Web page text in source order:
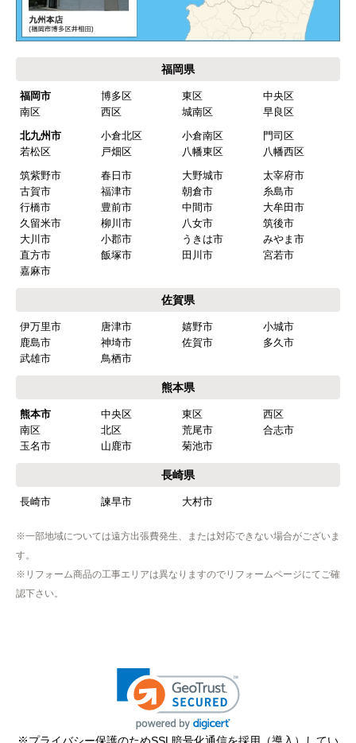
欲しい商品をスムーズに注文できましたか？
予定の期日までに商品が届きましたか？
商品の梱包は必要十分なものでしたか？
またこのショップを利用したいですか？
文時期】2026年03月頃（モバイルから）
【このショップを選んだ理由は？】
商品価格がお手頃だった
【注文からどのくらいで届きましたか？】
忘れました
【その他感想・コメント】
工事は土曜日に申し込んだが、
たので、仕事を1日休まなければならなかった。
ショップからの連絡や対応は適切でしたか？
予定の期日までに商品が届きましたか？
はい
福岡県
福岡市 博多区 東区
中央区
南区
西区 城南区
早良区
北九州市
小倉北区 小倉南区
門司区
若松区
戸畑区 八幡東区
八幡西区
筑紫野市
春日市 大野城市
太宰府市
古賀市
福津市 朝倉市
糸島市
行橋市
豊前市 中間市
大牟田市
久留米市
柳川市 八女市
筑後市
大川市
小郡市 うきは市
みやま市
直方市
飯塚市 田川市
宮若市
嘉麻市
佐賀県
伊万里市 唐津市 嬉野市
小城市
鹿島市
神埼市 佐賀市
多久市
武雄市
鳥栖市
熊本県
熊本市 中央区 東区
西区
南区
北区 荒尾市
合志市
玉名市
山鹿市 菊池市
長崎県
長崎市 諫早市 大村市
※一部地域については遠方出張費発生、または対応できない場合がございま
す。
※リフォーム商品の工事エリアは異なりますのでリフォームページにてご確
認下さい。